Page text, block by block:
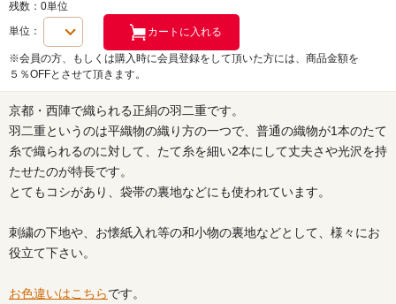
残数：0単位
単位：
※会員の方、もしくは購入時に会員登録をして頂いた方には、商品金額を
５％OFFとさせて頂きます。
京都・西陣で織られる正絹の羽二重です。
羽二重というのは平織物の織り方の一つで、普通の織物が1本のたて
糸で織られるのに対して、たて糸を細い2本にして丈夫さや光沢を持
たせたのが特長です。
とてもコシがあり、袋帯の裏地などにも使われています。
刺繍の下地や、お懐紙入れ等の和小物の裏地などとして、様々にお
役立て下さい。
お色違いはこちらです。